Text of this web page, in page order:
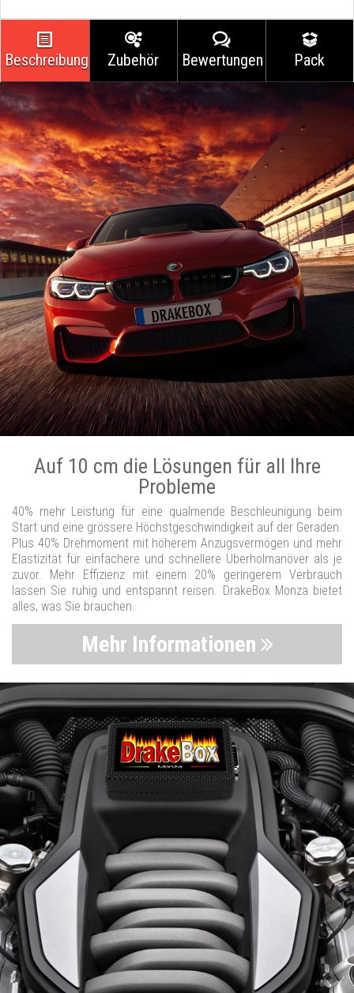
Beschreibung Zubehör Bewertungen Pack
Auf 10 cm die Lösungen für all Ihre
Probleme
40% mehr Leistung für eine qualmende Beschleunigung beim
Start und eine grössere Höchstgeschwindigkeit auf der Geraden.
Plus 40% Drehmoment mit höherem Anzugsvermögen und mehr
Elastizität für einfachere und schnellere Überholmanöver als je
zuvor. Mehr Effizienz mit einem 20% geringerem Verbrauch
lassen Sie ruhig und entspannt reisen. DrakeBox Monza bietet
alles, was Sie brauchen.
Mehr Informationen